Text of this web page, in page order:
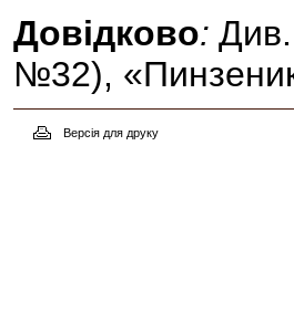
Довідково:
№32),
Версія для друку